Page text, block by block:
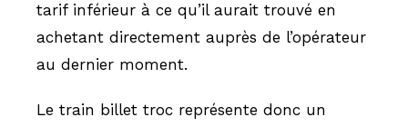
tarif inférieur à ce qu’il aurait trouvé en
achetant directement auprès de l’opérateur
au dernier moment.
Le train billet troc représente donc un